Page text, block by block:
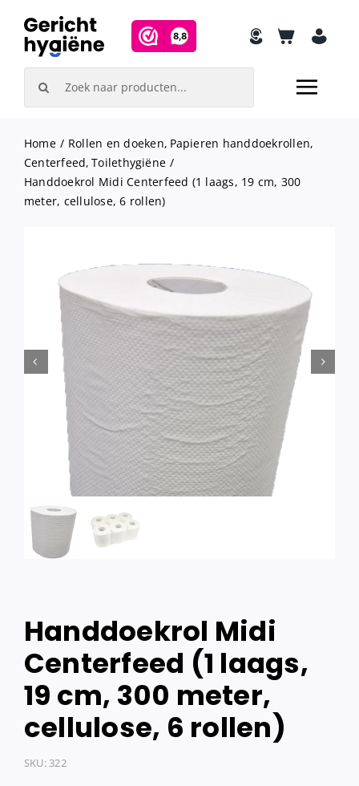
content
Home Rollen en doeken Papieren handdoekrollen
Centerfeed Toilethygiëne
Handdoekrol Midi Centerfeed (1 laags, 19 cm, 300
meter, cellulose, 6 rollen)
Handdoekrol Midi
Centerfeed (1 laags,
19 cm, 300 meter,
cellulose, 6 rollen)
SKU: 322